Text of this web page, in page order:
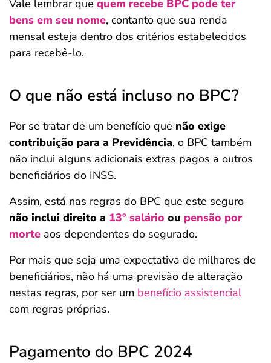
Vale lembrar que quem recebe BPC pode ter
bens em seu nome, contanto que sua renda
mensal esteja dentro dos critérios estabelecidos
para recebê-lo.
O que não está incluso no BPC?
Por se tratar de um benefício que não exige
contribuição para a Previdência, o BPC também
não inclui alguns adicionais extras pagos a outros
beneficiários do INSS.
Assim, está nas regras do BPC que este seguro
não inclui direito a 13º salário ou pensão por
morte aos dependentes do segurado.
Por mais que seja uma expectativa de milhares de
beneficiários, não há uma previsão de alteração
nestas regras, por ser um benefício assistencial
com regras próprias.
Pagamento do BPC 2024